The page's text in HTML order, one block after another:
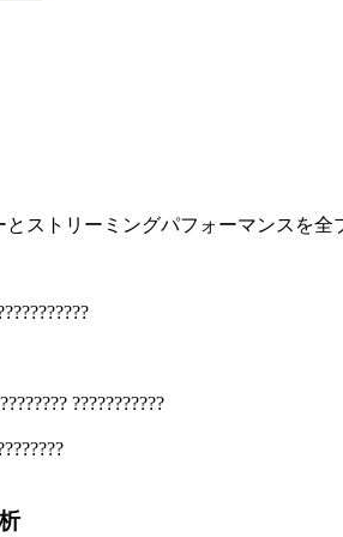
ストリーミングパフォーマンスを全
???????????